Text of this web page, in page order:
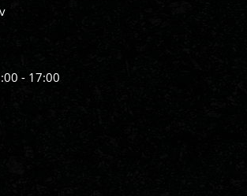
- 17:00